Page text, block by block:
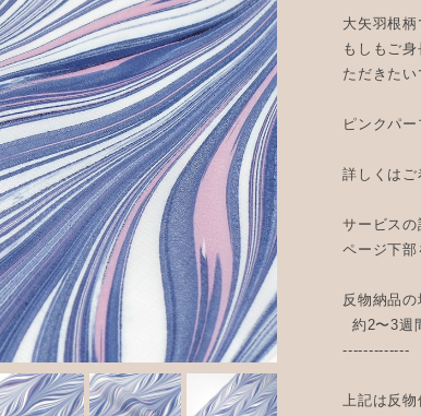
大矢羽根
もしもご
ただきたい
ピンクパ
詳しくはご
サービス
ページ下部
反物納品の
約2〜3週
-------------
上記は反